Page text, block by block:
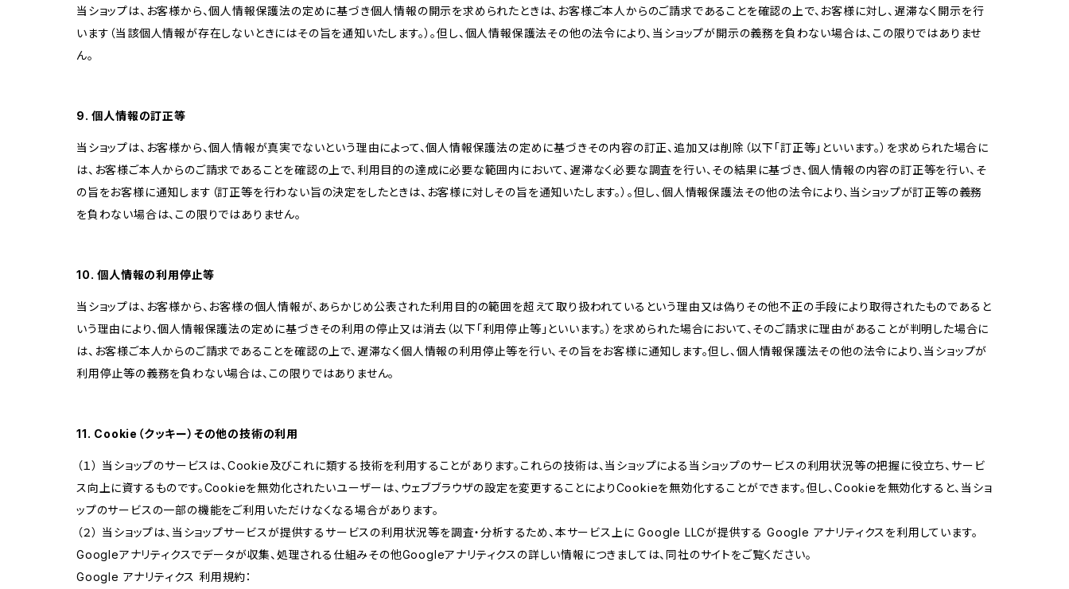
当ショップは、お客様から、個人情報保護法の定めに基づき個人情報の開示を求められたときは、お客様ご本人からのご請求であることを確認の上で、お客様に対し、遅滞なく開示を行
います（当該個人情報が存在しないときにはその旨を通知いたします。）。但し、個人情報保護法その他の法令により、当ショップが開示の義務を負わない場合は、この限りではありませ
ん。
9. 個人情報の訂正等
当ショップは、お客様から、個人情報が真実でないという理由によって、個人情報保護法の定めに基づきその内容の訂正、追加又は削除（以下「訂正等」といいます。）を求められた場合に
は、お客様ご本人からのご請求であることを確認の上で、利用目的の達成に必要な範囲内において、遅滞なく必要な調査を行い、その結果に基づき、個人情報の内容の訂正等を行い、そ
の旨をお客様に通知します（訂正等を行わない旨の決定をしたときは、お客様に対しその旨を通知いたします。）。但し、個人情報保護法その他の法令により、当ショップが訂正等の義務
を負わない場合は、この限りではありません。
10. 個人情報の利用停止等
当ショップは、お客様から、お客様の個人情報が、あらかじめ公表された利用目的の範囲を超えて取り扱われているという理由又は偽りその他不正の手段により取得されたものであると
いう理由により、個人情報保護法の定めに基づきその利用の停止又は消去（以下「利用停止等」といいます。）を求められた場合において、そのご請求に理由があることが判明した場合に
は、お客様ご本人からのご請求であることを確認の上で、遅滞なく個人情報の利用停止等を行い、その旨をお客様に通知します。但し、個人情報保護法その他の法令により、当ショップが
利用停止等の義務を負わない場合は、この限りではありません。
11. Cookie（クッキー）その他の技術の利用
（１） 当ショップのサービスは、Cookie及びこれに類する技術を利用することがあります。これらの技術は、当ショップによる当ショップのサービスの利用状況等の把握に役立ち、サービ
ス向上に資するものです。Cookieを無効化されたいユーザーは、ウェブブラウザの設定を変更することによりCookieを無効化することができます。但し、Cookieを無効化すると、当ショ
ップのサービスの一部の機能をご利用いただけなくなる場合があります。
（２） 当ショップは、当ショップサービスが提供するサービスの利用状況等を調査・分析するため、本サービス上に Google LLCが提供する Google アナリティクスを利用しています。
Googleアナリティクスでデータが収集、処理される仕組みその他Googleアナリティクスの詳しい情報につきましては、同社のサイトをご覧ください。
Google アナリティクス 利用規約：